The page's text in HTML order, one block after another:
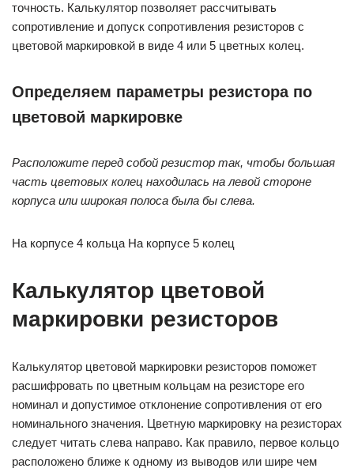
точность. Калькулятор позволяет рассчитывать
сопротивление и допуск сопротивления резисторов с
цветовой маркировкой в виде 4 или 5 цветных колец.
Определяем параметры резистора по
цветовой маркировке
Расположите перед собой резистор так, чтобы большая
часть цветовых колец находилась на левой стороне
корпуса или широкая полоса была бы слева.
На корпусе 4 кольца На корпусе 5 колец
Калькулятор цветовой
маркировки резисторов
Калькулятор цветовой маркировки резисторов поможет
расшифровать по цветным кольцам на резисторе его
номинал и допустимое отклонение сопротивления от его
номинального значения. Цветную маркировку на резисторах
следует читать слева направо. Как правило, первое кольцо
расположено ближе к одному из выводов или шире чем